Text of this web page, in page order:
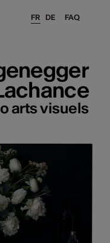
FAQ
FR DE
arts visuels